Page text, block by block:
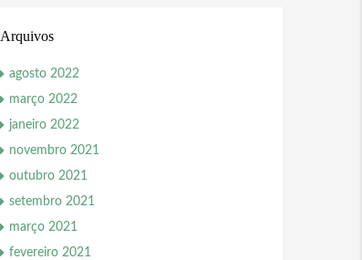
Arquivos
agosto 2022
março 2022
janeiro 2022
novembro 2021
outubro 2021
setembro 2021
março 2021
fevereiro 2021